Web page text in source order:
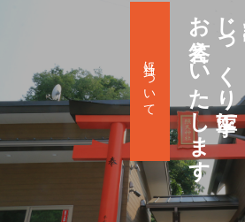
じっくり丁寧に
お答えいたします
当社について